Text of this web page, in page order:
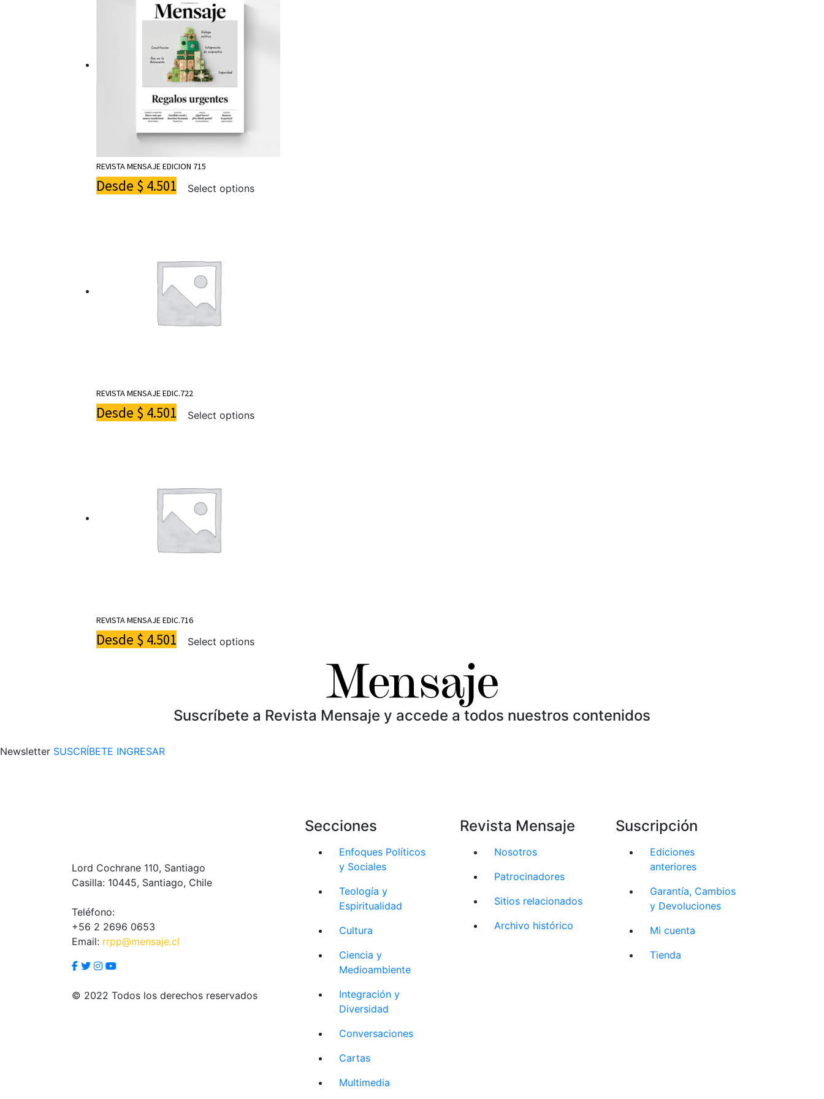
REVISTA MENSAJE EDICION 715
Desde $ 4.501 Select options
REVISTA MENSAJE EDIC.722
Desde $ 4.501 Select options
REVISTA MENSAJE EDIC.716
Desde $ 4.501 Select options
Suscríbete a Revista Mensaje y accede a todos nuestros contenidos
Newsletter SUSCRÍBETE INGRESAR
Lord Cochrane 110, Santiago
Casilla: 10445, Santiago, Chile
Teléfono:
+56 2 2696 0653
Email: rrpp@mensaje.cl
© 2022 Todos los derechos reservados
Secciones
Enfoques Políticos
y Sociales
Teología y
Espiritualidad
Cultura
Ciencia y
Medioambiente
Integración y
Diversidad
Conversaciones
Cartas
Multimedia
Revista Mensaje
Nosotros
Patrocinadores
Sitios relacionados
Archivo histórico
Suscripción
Ediciones
anteriores
Garantía, Cambios
y Devoluciones
Mi cuenta
Tienda